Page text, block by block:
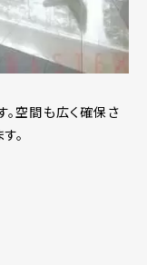
。空間も広く確保さ
。